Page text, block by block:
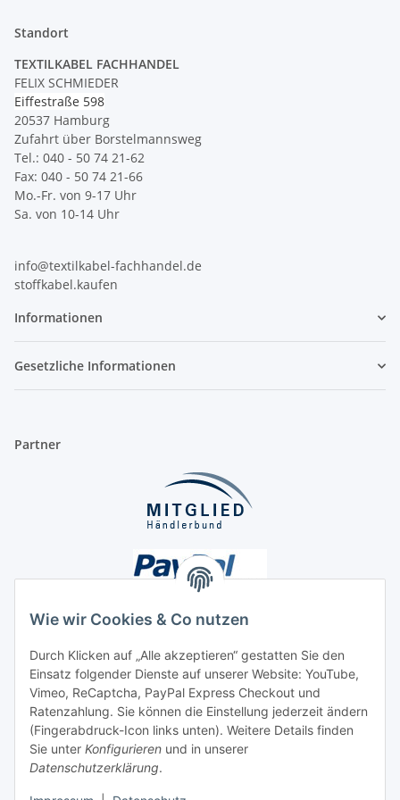
Wie wir Cookies & Co nutzen
Durch Klicken auf „Alle akzeptieren“ gestatten Sie den
Einsatz folgender Dienste auf unserer Website: YouTube,
Vimeo, ReCaptcha, PayPal Express Checkout und
Ratenzahlung. Sie können die Einstellung jederzeit ändern
(Fingerabdruck-Icon links unten). Weitere Details finden
Sie unter Konfigurieren und in unserer
Datenschutzerklärung.
Standort
TEXTILKABEL FACHHANDEL
FELIX SCHMIEDER
Eiffestraße 598
20537 Hamburg
Zufahrt über Borstelmannsweg
Tel.: 040 - 50 74 21-62
Fax: 040 - 50 74 21-66
Mo.-Fr. von 9-17 Uhr
Sa. von 10-14 Uhr
info@textilkabel-fachhandel.de
stoffkabel.kaufen
Informationen
Gesetzliche Informationen
Partner
Unsere Seiten
Social Media